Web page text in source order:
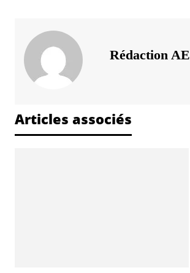
Rédaction AE
Articles associés